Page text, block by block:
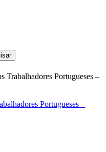
Trabalhadores Portugueses –